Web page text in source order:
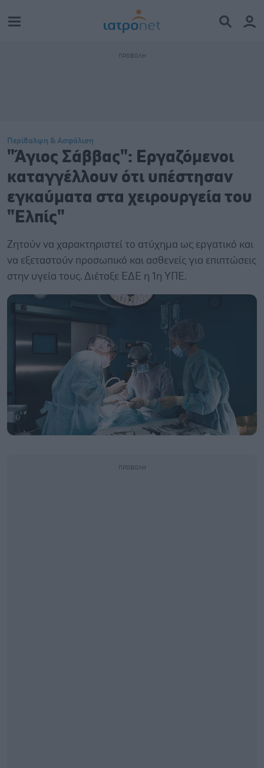
Περίθαλψη & Ασφάλιση
"Άγιος Σάββας": Εργαζόμενοι
καταγγέλλουν ότι υπέστησαν
εγκαύματα στα χειρουργεία του
"Ελπίς"
Ζητούν να χαρακτηριστεί το ατύχημα ως εργατικό και
να εξεταστούν προσωπικό και ασθενείς για επιπτώσεις
στην υγεία τους. Διέταξε ΕΔΕ η 1η ΥΠΕ.